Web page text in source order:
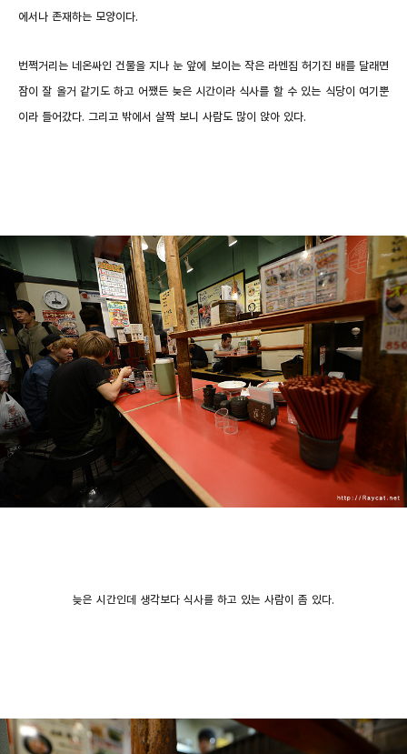
에서나 존재하는 모양이다.
번쩍거리는 네온싸인 건물을 지나 눈 앞에 보이는 작은 라멘집 허기진 배를 달래면
잠이 잘 올거 같기도 하고 어쨌든 늦은 시간이라 식사를 할 수 있는 식당이 여기뿐
이라 들어갔다. 그리고 밖에서 살짝 보니 사람도 많이 앉아 있다.
늦은 시간인데 생각보다 식사를 하고 있는 사람이 좀 있다.